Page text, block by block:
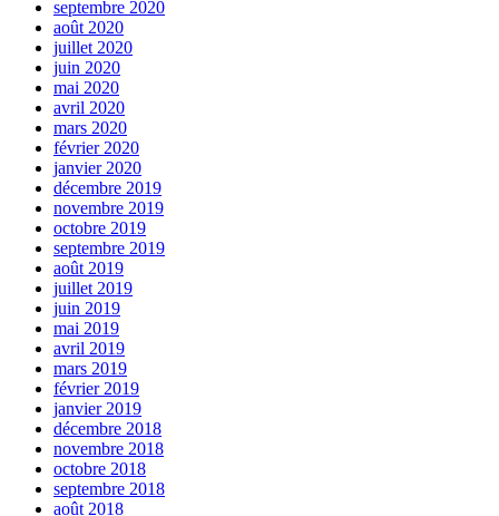
septembre 2020
août 2020
juillet 2020
juin 2020
mai 2020
avril 2020
mars 2020
février 2020
janvier 2020
décembre 2019
novembre 2019
octobre 2019
septembre 2019
août 2019
juillet 2019
juin 2019
mai 2019
avril 2019
mars 2019
février 2019
janvier 2019
décembre 2018
novembre 2018
octobre 2018
septembre 2018
août 2018